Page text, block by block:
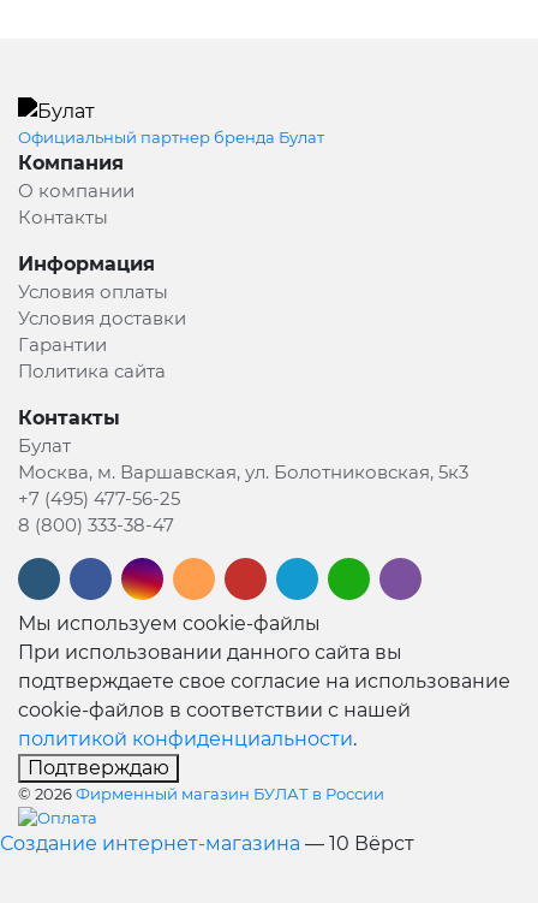
Официальный партнер бренда Булат
Компания
О компании
Контакты
Информация
Условия оплаты
Условия доставки
Гарантии
Политика сайта
Контакты
Булат
Москва, м. Варшавская, ул. Болотниковская, 5к3
+7 (495) 477-56-25
8 (800) 333-38-47
Мы используем cookie-файлы
При использовании данного сайта вы
подтверждаете свое согласие на использование
cookie-файлов в соответствии с нашей
политикой конфиденциальности.
Подтверждаю
© 2026Фирменный магазин БУЛАТ в России
Создание интернет-магазина — 10 Вёрст